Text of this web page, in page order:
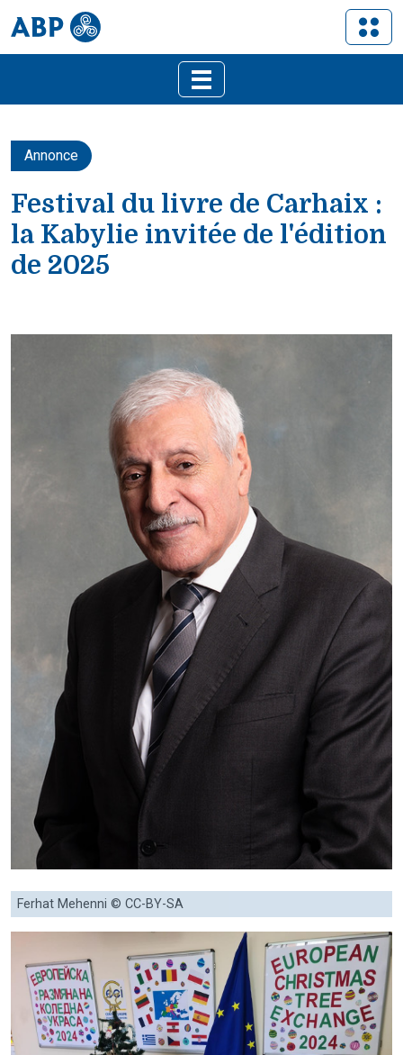
Annonce
Festival du livre de Carhaix :
la Kabylie invitée de l'édition
de 2025
Ferhat Mehenni © CC-BY-SA